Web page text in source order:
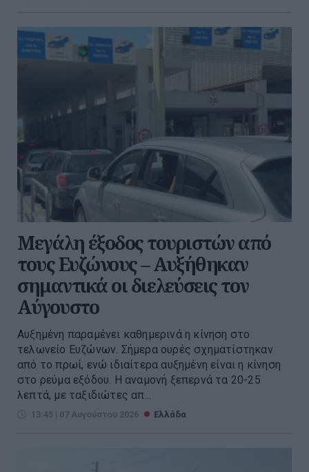
Μεγάλη έξοδος τουριστών από
τους Ευζώνους – Αυξήθηκαν
σημαντικά οι διελεύσεις τον
Αύγουστο
Αυξημένη παραμένει καθημερινά η κίνηση στο
τελωνείο Ευζώνων. Σήμερα ουρές σχηματίστηκαν
από το πρωί, ενώ ιδιαίτερα αυξημένη είναι η κίνηση
στο ρεύμα εξόδου. Η αναμονή ξεπερνά τα 20-25
λεπτά, με ταξιδιώτες απ...
13:45 | 07 Αυγούστου 2026 Ελλάδα